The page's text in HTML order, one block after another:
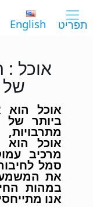
English
אוכל :
של
אוכל הוא
ביותר של
אוכל הוא
מרכיב
סמל
את
במהות
אנו